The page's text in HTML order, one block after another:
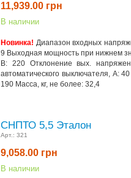
11,939.00 грн
В наличии
Новинка! Диапазон входных
9 Выходная мощность при нижнем
В: 220 Отклонение вых.
автоматического выключателя, А:
190 Масса, кг, не более: 32,4
СНПТО 5,5 Эталон
Арт.: 321
9,058.00 грн
В наличии